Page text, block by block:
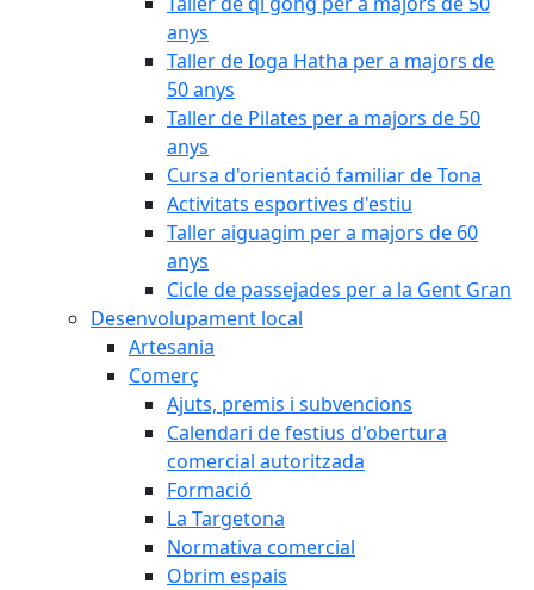
anys
Taller de Ioga Hatha per a majors de
50 anys
Taller de Pilates per a majors de 50
anys
Cursa d'orientació familiar de Tona
Activitats esportives d'estiu
Taller aiguagim per a majors de 60
anys
Cicle de passejades per a la Gent Gran
Desenvolupament local
Artesania
Comerç
Ajuts, premis i subvencions
Calendari de festius d'obertura
comercial autoritzada
Formació
La Targetona
Normativa comercial
Obrim espais